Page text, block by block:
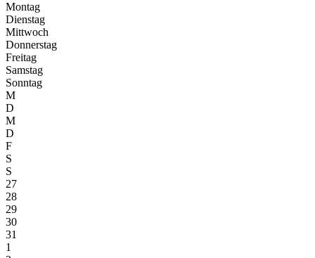
Montag
Dienstag
Mittwoch
Donnerstag
Freitag
Samstag
Sonntag
M
D
M
D
F
S
S
27
28
29
30
31
1